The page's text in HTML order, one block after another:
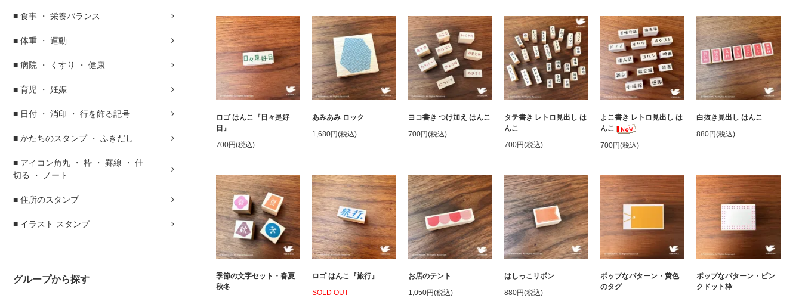
■ 食事 ・ 栄養バランス
■ 体重 ・ 運動
■ 病院 ・ くすり ・ 健康
■ 育児 ・ 妊娠
■ 日付 ・ 消印 ・ 行を飾る記号
■ かたちのスタンプ ・ ふきだし
■ アイコン角丸 ・ 枠 ・ 罫線 ・ 仕
切る ・ ノート
■ 住所のスタンプ
■ イラスト スタンプ
グループから探す
ロゴ はんこ『日々是好
日』
700円(税込)
あみあみ ロック
1,680円(税込)
ヨコ書き つけ加え はんこ
700円(税込)
タテ書き レトロ見出し は
んこ
700円(税込)
よこ書き レトロ見出し は
んこ
700円(税込)
白抜き見出し はんこ
880円(税込)
季節の文字セット・春夏
秋冬
ロゴ はんこ『旅行』
SOLD OUT
お店のテント
1,050円(税込)
はしっこリボン
880円(税込)
ポップなパターン・黄色
のタグ
ポップなパターン・ピン
クドット枠